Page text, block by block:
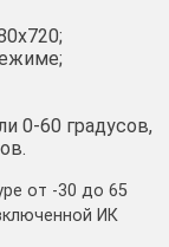
0-60 градусов,
от -30 до 65
ИК